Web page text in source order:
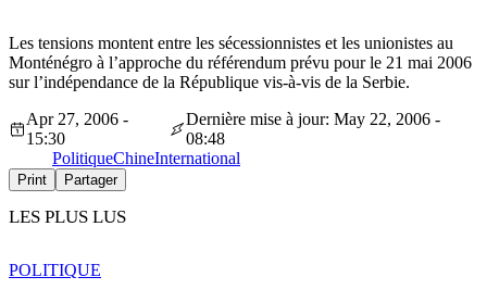
Les tensions montent entre les sécessionnistes et les unionistes au
Monténégro à l’approche du référendum prévu pour le 21 mai 2006
sur l’indépendance de la République vis-à-vis de la Serbie.
Apr 27, 2006 -
15:30
Dernière mise à jour: May 22, 2006 -
08:48
PolitiqueChineInternational
Print Partager
LES PLUS LUS
POLITIQUE